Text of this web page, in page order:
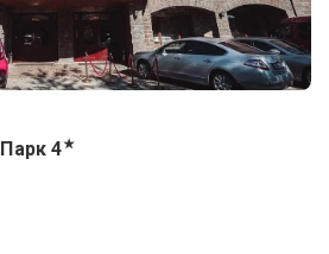
4★